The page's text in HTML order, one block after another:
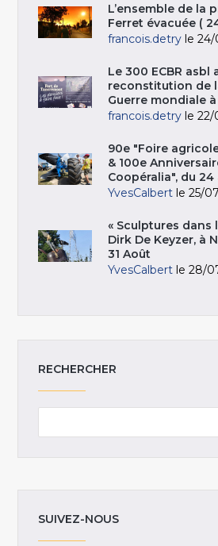
L’ensemble de la
Ferret évacuée (
francois.detry le
Le 300 ECBR asbl
reconstitution de
Guerre mondiale
francois.detry le
90e "Foire
& 100e
Coopéralia", du 24
YvesCalbert le 25/
« Sculptures dans
Dirk De Keyzer, à
31 Août
YvesCalbert le 28/
RECHERCHER
SUIVEZ-NOUS